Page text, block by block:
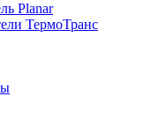
Planar
ТермоТранс